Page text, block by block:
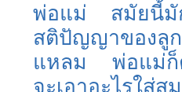
พ่อแม่ สมัยนี้มั
สติปัญญาของลู
แหลม พ่อแม่ก็ตั้
จะเอาอะไรใส่